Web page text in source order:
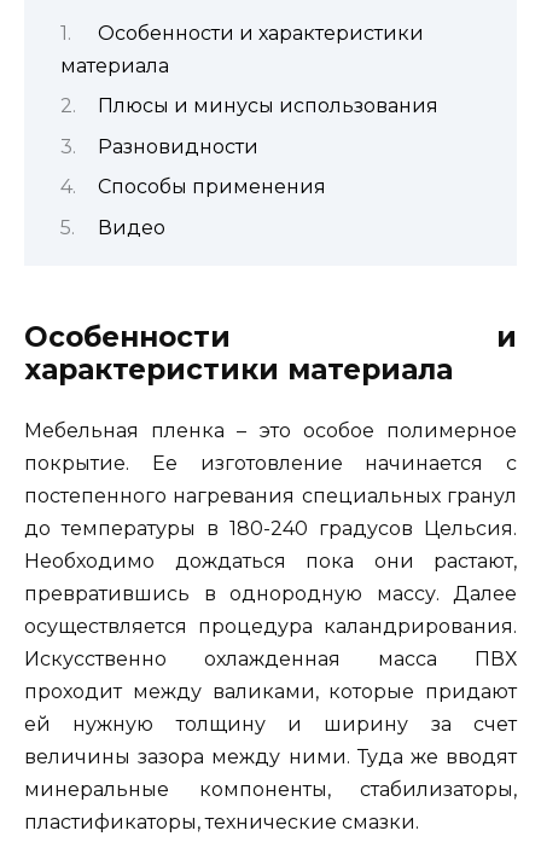
Особенности и характеристики
материала
Плюсы и минусы использования
Разновидности
Способы применения
Видео
Особенности и
характеристики материала
Мебельная пленка – это особое полимерное
покрытие. Ее изготовление начинается с
постепенного нагревания специальных гранул
до температуры в 180-240 градусов Цельсия.
Необходимо дождаться пока они растают,
превратившись в однородную массу. Далее
осуществляется процедура каландрирования.
Искусственно охлажденная масса ПВХ
проходит между валиками, которые придают
ей нужную толщину и ширину за счет
величины зазора между ними. Туда же вводят
минеральные компоненты, стабилизаторы,
пластификаторы, технические смазки.